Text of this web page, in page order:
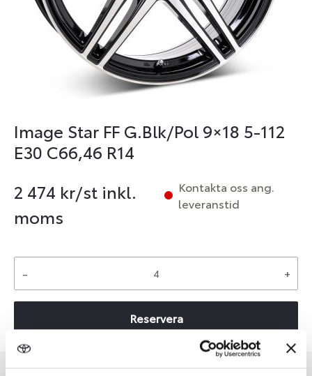
Image Star FF G.Blk/Pol 9×18 5-112
E30 C66,46 R14
2 474 kr/st inkl.
moms
Kontakta oss ang.
leveranstid
- +
Reservera